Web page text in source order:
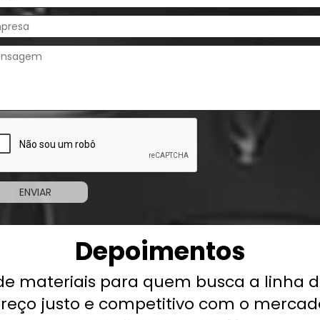
Depoimentos
busca a linha de serralheria,
com o mercado,